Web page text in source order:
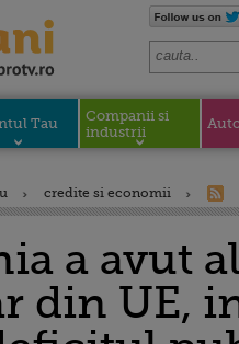
Tau
Companii si
industrii
credite si economii
a avut
din UE,